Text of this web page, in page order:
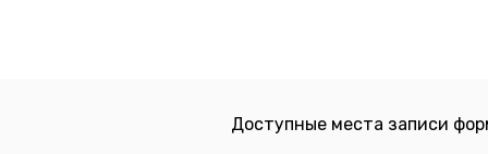
Доступные места записи